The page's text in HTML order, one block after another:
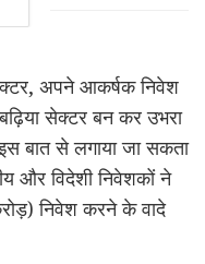
अपने आकर्षक निवेश
सेक्टर बन कर उभरा
बात से लगाया जा सकता
और विदेशी निवेशकों ने
निवेश करने के वादे